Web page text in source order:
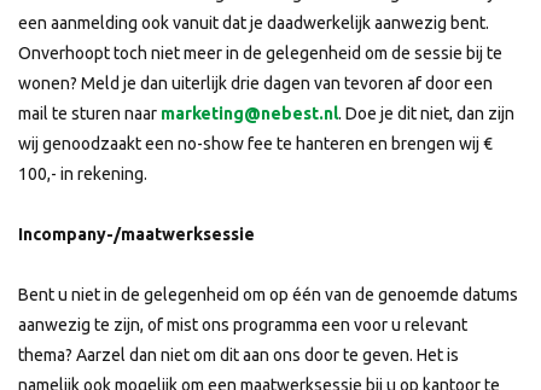
een aanmelding ook vanuit dat je daadwerkelijk aanwezig bent.
Onverhoopt toch niet meer in de gelegenheid om de sessie bij te
wonen? Meld je dan uiterlijk drie dagen van tevoren af door een
mail te sturen naar marketing@nebest.nl. Doe je dit niet, dan zijn
wij genoodzaakt een no-show fee te hanteren en brengen wij €
100,- in rekening.
Incompany-/maatwerksessie
Bent u niet in de gelegenheid om op één van de genoemde datums
aanwezig te zijn, of mist ons programma een voor u relevant
thema? Aarzel dan niet om dit aan ons door te geven. Het is
namelijk ook mogelijk om een maatwerksessie bij u op kantoor te